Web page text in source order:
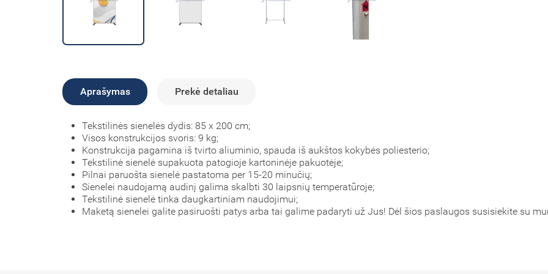
Aprašymas Prekė detaliau
Tekstilinės sienelės dydis: 85 x 200 cm;
Visos konstrukcijos svoris: 9 kg;
Konstrukcija pagamina iš tvirto aliuminio, spauda iš aukštos kokybės poliesterio;
Tekstilinė sienelė supakuota patogioje kartoninėje pakuotėje;
Pilnai paruošta sienelė pastatoma per 15-20 minučių;
Sienelei naudojamą audinį galima skalbti 30 laipsnių temperatūroje;
Tekstilinė sienelė tinka daugkartiniam naudojimui;
Maketą sienelei galite pasiruošti patys arba tai galime padaryti už Jus! Dėl šios paslaugos susisiekite su